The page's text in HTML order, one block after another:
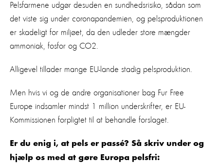
Pelsfarmene udgør desuden en sundhedsrisiko, sådan som
det viste sig under coronapandemien, og pelsproduktionen
er skadeligt for miljøet, da den udleder store mængder
ammoniak, fosfor og CO2.
Alligevel tillader mange EU-lande stadig pelsproduktion.
Men hvis vi og de andre organisationer bag Fur Free
Europe indsamler mindst 1 million underskrifter, er EU-
Kommissionen forpligtet til at behandle forslaget.
Er du enig i, at pels er passé? Så skriv under og
hjælp os med at gøre Europa pelsfri: